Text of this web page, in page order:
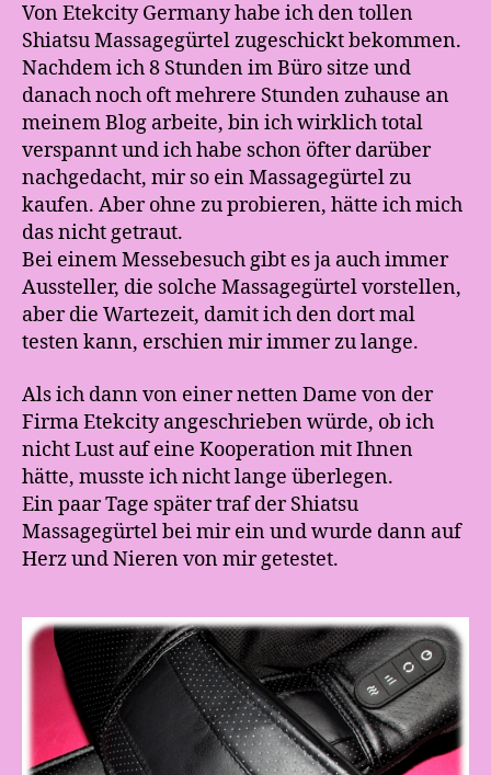
Von Etekcity Germany habe ich den tollen
Shiatsu Massagegürtel zugeschickt bekommen.
Nachdem ich 8 Stunden im Büro sitze und
danach noch oft mehrere Stunden zuhause an
meinem Blog arbeite, bin ich wirklich total
verspannt und ich habe schon öfter darüber
nachgedacht, mir so ein Massagegürtel zu
kaufen. Aber ohne zu probieren, hätte ich mich
das nicht getraut.
Bei einem Messebesuch gibt es ja auch immer
Aussteller, die solche Massagegürtel vorstellen,
aber die Wartezeit, damit ich den dort mal
testen kann, erschien mir immer zu lange.
Als ich dann von einer netten Dame von der
Firma Etekcity angeschrieben würde, ob ich
nicht Lust auf eine Kooperation mit Ihnen
hätte, musste ich nicht lange überlegen.
Ein paar Tage später traf der Shiatsu
Massagegürtel bei mir ein und wurde dann auf
Herz und Nieren von mir getestet.